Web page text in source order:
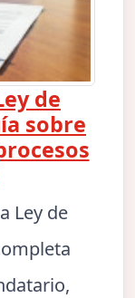
de
sobre
Ley de